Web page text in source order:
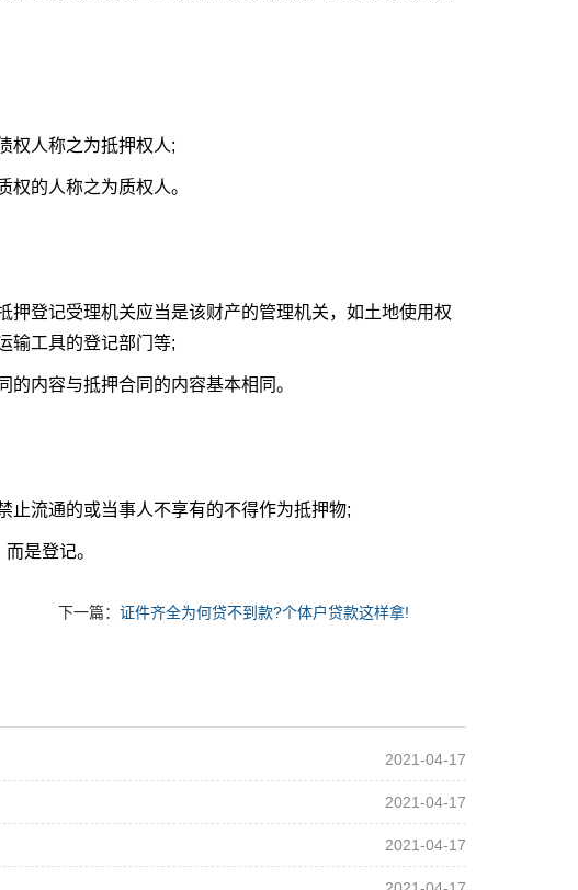
权人称之为抵押权人;
的人称之为质权人。
登记受理机关应当是该财产的管理机关，如土地使用权
输工具的登记部门等;
内容与抵押合同的内容基本相同。
止流通的或当事人不享有的不得作为抵押物;
是登记。
下一篇：证件齐全为何贷不到款?个体户贷款这样拿!
2021-04-17
2021-04-17
2021-04-17